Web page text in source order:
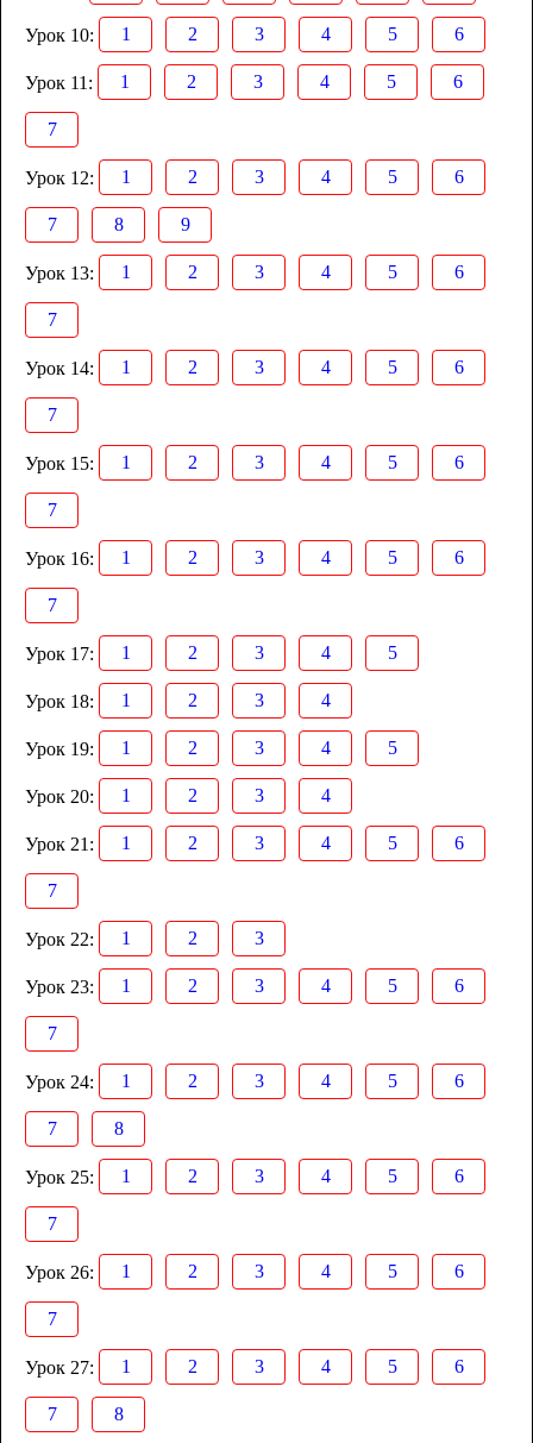
Урок 10: 1 2 3 4 5 6
Урок 11: 1 2 3 4 5 6
7
Урок 12: 1 2 3 4 5 6
7 8 9
Урок 13: 1 2 3 4 5 6
7
Урок 14: 1 2 3 4 5 6
7
Урок 15: 1 2 3 4 5 6
7
Урок 16: 1 2 3 4 5 6
7
Урок 17: 1 2 3 4 5
Урок 18: 1 2 3 4
Урок 19: 1 2 3 4 5
Урок 20: 1 2 3 4
Урок 21: 1 2 3 4 5 6
7
Урок 22: 1 2 3
Урок 23: 1 2 3 4 5 6
7
Урок 24: 1 2 3 4 5 6
7 8
Урок 25: 1 2 3 4 5 6
7
Урок 26: 1 2 3 4 5 6
7
Урок 27: 1 2 3 4 5 6
7 8